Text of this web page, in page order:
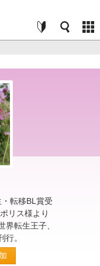
転移BL賞受
リス様より
界転生王子、
行。